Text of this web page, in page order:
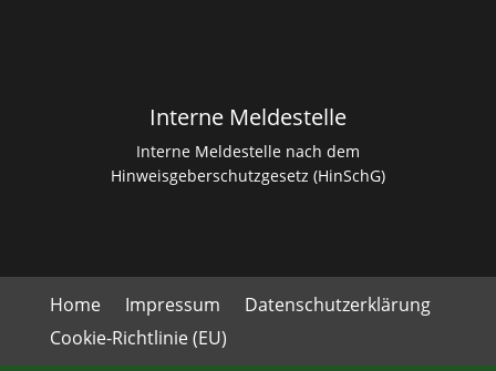
Interne Meldestelle
Interne Meldestelle nach dem
Hinweisgeberschutzgesetz (HinSchG)
Home Impressum
Datenschutzerklärung
Cookie-Richtlinie (EU)